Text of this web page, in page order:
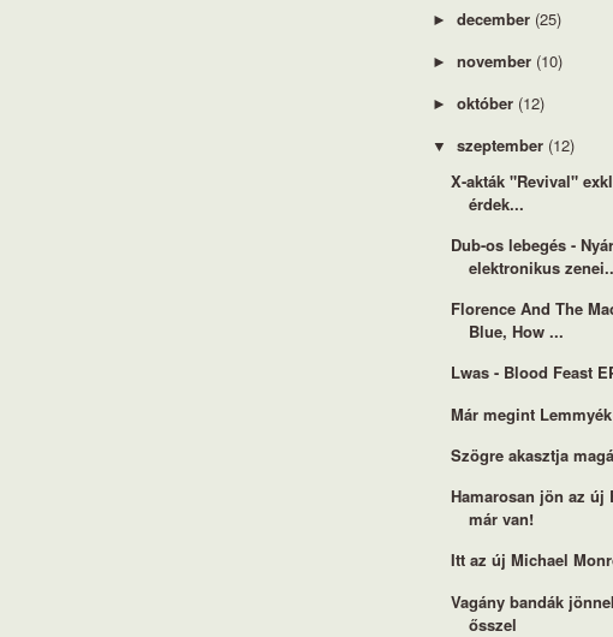
► december (25)
► november (10)
► október (12)
▼ szeptember (12)
X-akták "Revival"
érdek...
Dub-os lebegés -
elektronikus
Florence And The
Blue, How ...
Lwas - Blood Feast
Már megint
Szögre akasztja
Hamarosan jön az
már van!
Itt az új Michael
Vagány bandák
ősszel